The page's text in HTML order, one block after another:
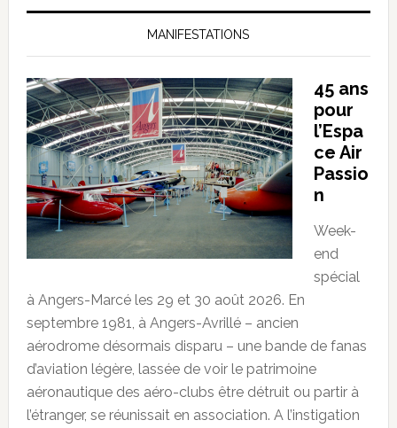
MANIFESTATIONS
45 ans
pour
l’Espa
ce Air
Passio
n
Week-
end
spécial
à Angers-Marcé les 29 et 30 août 2026. En
septembre 1981, à Angers-Avrillé – ancien
aérodrome désormais disparu – une bande de fanas
d’aviation légère, lassée de voir le patrimoine
aéronautique des aéro-clubs être détruit ou partir à
l’étranger, se réunissait en association. A l’instigation